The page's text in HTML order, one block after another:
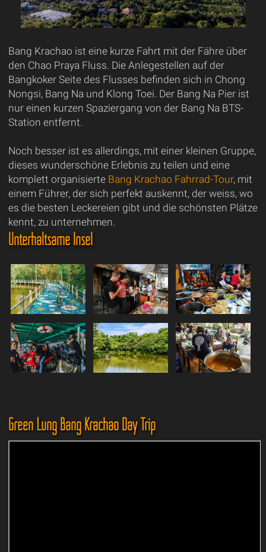
Bang Krachao ist eine kurze Fahrt mit der Fähre über
den Chao Praya Fluss. Die Anlegestellen auf der
Bangkoker Seite des Flusses befinden sich in Chong
Nongsi, Bang Na und Klong Toei. Der Bang Na Pier ist
nur einen kurzen Spaziergang von der Bang Na BTS-
Station entfernt.
Noch besser ist es allerdings, mit einer kleinen Gruppe,
dieses wunderschöne Erlebnis zu teilen und eine
komplett organisierte Bang Krachao Fahrrad-Tour, mit
einem Führer, der sich perfekt auskennt, der weiss, wo
es die besten Leckereien gibt und die schönsten Plätze
kennt, zu unternehmen.
Unterhaltsame Insel
Green Lung Bang Krachao Day Trip